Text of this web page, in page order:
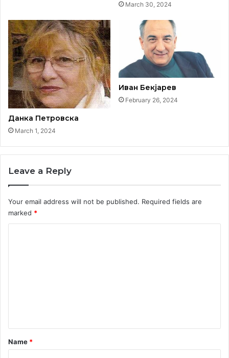
March 30, 2024
Данка Петровска
March 1, 2024
Иван Бекјарев
February 26, 2024
Leave a Reply
Your email address will not be published. Required fields are
marked *
*
Name *